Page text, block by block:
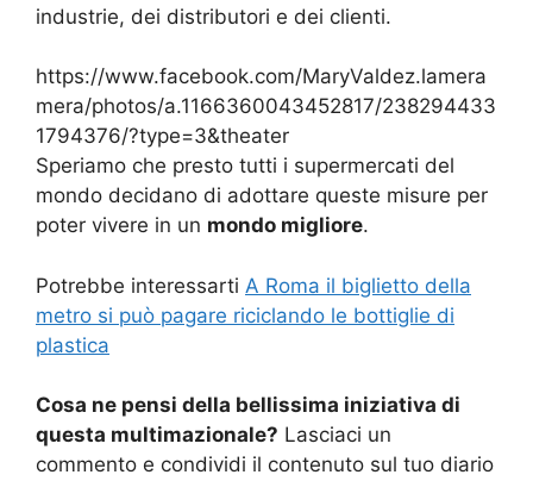
industrie, dei distributori e dei clienti.
https://www.facebook.com/MaryValdez.lamera
mera/photos/a.1166360043452817/238294433
1794376/?type=3&theater
Speriamo che presto tutti i supermercati del
mondo decidano di adottare queste misure per
poter vivere in un mondo migliore.
Potrebbe interessarti A Roma il biglietto della
metro si può pagare riciclando le bottiglie di
plastica
Cosa ne pensi della bellissima iniziativa di
questa multimazionale? Lasciaci un
commento e condividi il contenuto sul tuo diario